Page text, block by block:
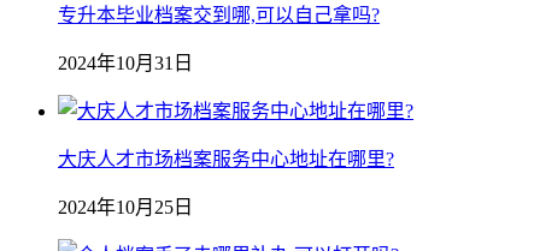
专升本毕业档案交到哪,可以自己拿吗?
2024年10月31日
大庆人才市场档案服务中心地址在哪里?
2024年10月25日